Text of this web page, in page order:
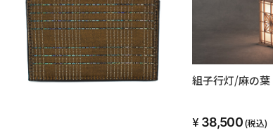
組子行灯/麻の葉
38,500(税込)